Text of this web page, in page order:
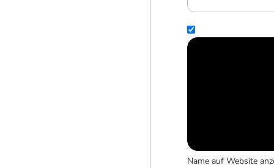
Name auf Website